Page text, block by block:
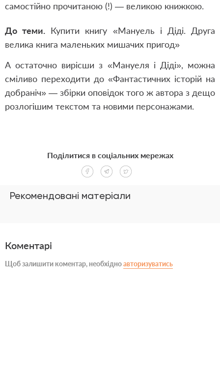
самостійно прочитаною (!) — великою книжкою.
До теми. Купити книгу «Мануель і Діді. Друга
велика книга маленьких мишачих пригод»
А остаточно вирісши з «Мануеля і Діді», можна
сміливо переходити до «Фантастичних історій на
добраніч» — збірки оповідок того ж автора з дещо
розлогішим текстом та новими персонажами.
Рекомендовані матеріали
Поділитися в соціальних мережах
Коментарі
Щоб залишити коментар, необхідноавторизуватись